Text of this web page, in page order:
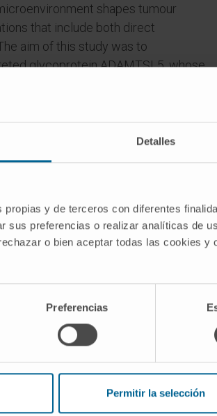
Detalles
propias y de terceros con diferentes
sus preferencias o realizar analíticas de
o bien aceptar todas las cookies y
Preferencias
Permitir la selección
shapes tumour
that include both direct
aim of this study was to
glycoprotein ADAMTSL5, whose
investigated, on hepatocellular
analysis. ADAMTSL5 RNA and
mouse models and HCC patient
datasets. Functional
depletion with
drugs, were performed in cellular and
associated with ADAMTSL5
biochemistry, and reverse-
hypermethylated gene body CpG
mouse and human HCC, correlating
targeting interfered with
vitro and in vivo, whereas
tumorigenicity to pre-tumoural
by a modest level of MET